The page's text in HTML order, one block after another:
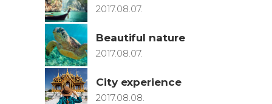
2017.08.07.
Beautiful nature
2017.08.07.
City experience
2017.08.08.